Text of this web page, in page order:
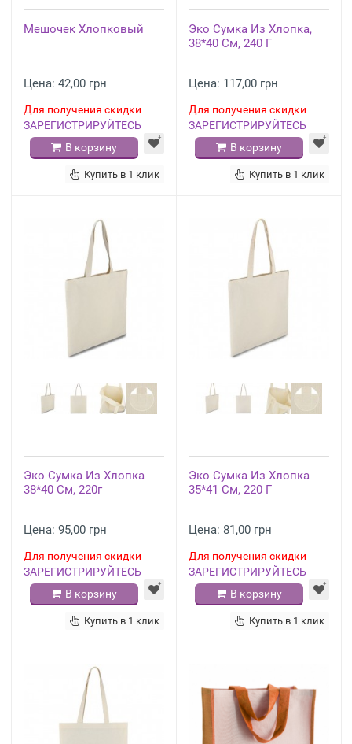
Мешочек Хлопковый
Цена: 42,00 грн
Для получения скидки
ЗАРЕГИСТРИРУЙТЕСЬ
В корзину
Купить в 1 клик
Эко Сумка Из Хлопка,
38*40 См, 240 Г
Цена: 117,00 грн
Для получения скидки
ЗАРЕГИСТРИРУЙТЕСЬ
В корзину
Купить в 1 клик
Эко Сумка Из Хлопка
38*40 См, 220г
Цена: 95,00 грн
Для получения скидки
ЗАРЕГИСТРИРУЙТЕСЬ
В корзину
Купить в 1 клик
Эко Сумка Из Хлопка
35*41 См, 220 Г
Цена: 81,00 грн
Для получения скидки
ЗАРЕГИСТРИРУЙТЕСЬ
В корзину
Купить в 1 клик